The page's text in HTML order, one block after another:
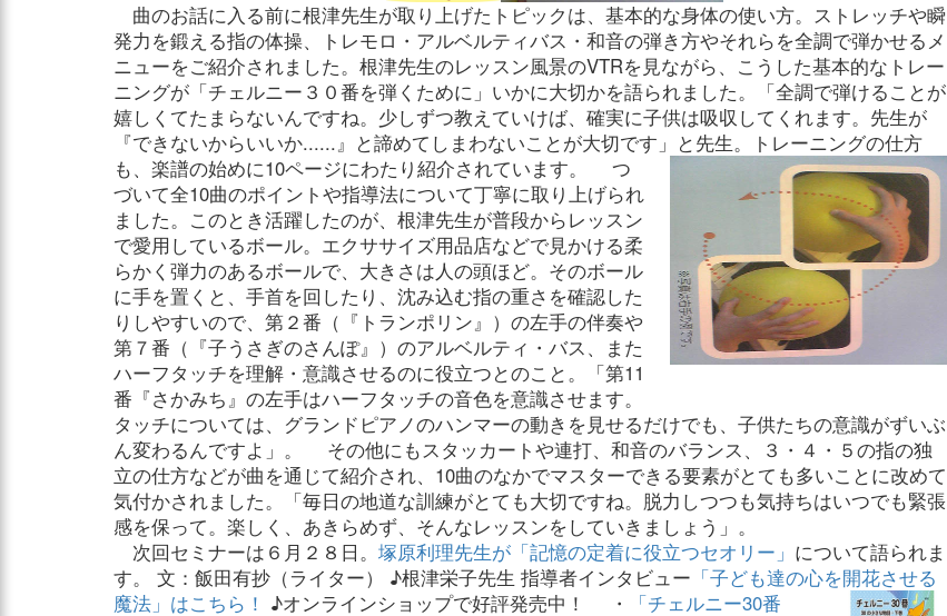
曲のお話に入る前に根津先生が取り上げたトピックは、基本的な身体の使い方。ストレッチや瞬
発力を鍛える指の体操、トレモロ・アルベルティバス・和音の弾き方やそれらを全調で弾かせるメ
ニューをご紹介されました。根津先生のレッスン風景のVTRを見ながら、こうした基本的なトレー
ニングが「チェルニー３０番を弾くために」いかに大切かを語られました。「全調で弾けることが
嬉しくてたまらないんですね。少しずつ教えていけば、確実に子供は吸収してくれます。先生が
『できないからいいか......』と諦めてしまわないことが大切です」と先生。トレーニングの仕方
も、楽譜の始めに10ページにわたり紹介されています。
つ
づいて全10曲のポイントや指導法について丁寧に取り上げられ
ました。このとき活躍したのが、根津先生が普段からレッスン
で愛用しているボール。エクササイズ用品店などで見かける柔
らかく弾力のあるボールで、大きさは人の頭ほど。そのボール
に手を置くと、手首を回したり、沈み込む指の重さを確認した
りしやすいので、第２番（『トランポリン』）の左手の伴奏や
第７番（『子うさぎのさんぽ』）のアルベルティ・バス、また
ハーフタッチを理解・意識させるのに役立つとのこと。「第11
番『さかみち』の左手はハーフタッチの音色を意識させます。
タッチについては、グランドピアノのハンマーの動きを見せるだけでも、子供たちの意識がずいぶ
ん変わるんですよ」。 その他にもスタッカートや連打、和音のバランス、３・４・５の指の独
立の仕方などが曲を通じて紹介され、10曲のなかでマスターできる要素がとても多いことに改めて
気付かされました。「毎日の地道な訓練がとても大切ですね。脱力しつつも気持ちはいつでも緊張
感を保って。楽しく、あきらめず、そんなレッスンをしていきましょう」。
次回セミナーは６月２８日。 塚原利理先生が「記憶の定着に役立つセオリー」 について語られま
す。 文：飯田有抄（ライター） ♪根津栄子先生 指導者インタビュー 「子ども達の心を開花させる
魔法」はこちら！ ♪オンラインショップで好評発売中！ ・
「チェルニー30番